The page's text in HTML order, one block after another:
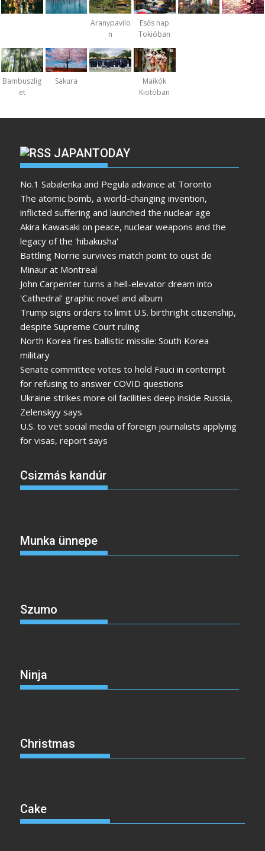
Aranypavilo
n
Esős nap
Tokióban
Bambuszlig
et
Sakura
Maikók
Kiotóban
JAPANTODAY
No.1 Sabalenka and Pegula advance at Toronto
The atomic bomb, a world-changing invention,
inflicted suffering and launched the nuclear age
Akira Kawasaki on peace, nuclear weapons and the
legacy of the 'hibakusha'
Battling Norrie survives match point to oust de
Minaur at Montreal
John Carpenter turns a hell-elevator dream into
'Cathedral' graphic novel and album
Trump signs orders to limit U.S. birthright citizenship,
despite Supreme Court ruling
North Korea fires ballistic missile: South Korea
military
Senate committee votes to hold Fauci in contempt
for refusing to answer COVID questions
Ukraine strikes more oil facilities deep inside Russia,
Zelenskyy says
U.S. to vet social media of foreign journalists applying
for visas, report says
Csizmás kandúr
Munka ünnepe
Szumo
Ninja
Christmas
Cake